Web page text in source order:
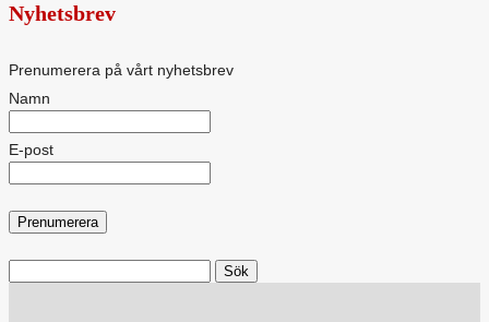
Nyhetsbrev
Prenumerera på vårt nyhetsbrev
Namn
E-post